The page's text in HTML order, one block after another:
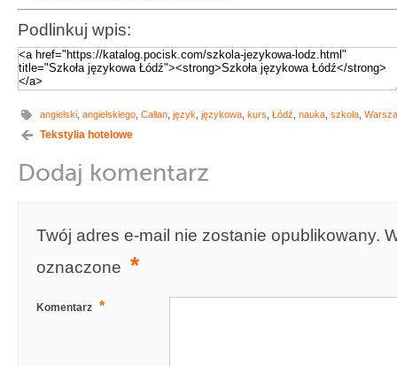
Podlinkuj wpis:
angielski angielskiego Callan język językowa kurs Łódź nauka szkola
Tekstylia hotelowe
Dodaj komentarz
Twój adres e-mail nie zostanie opublikowany.
oznaczone *
Komentarz *